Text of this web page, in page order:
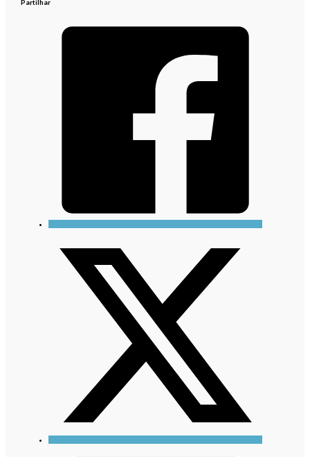
Partilhar